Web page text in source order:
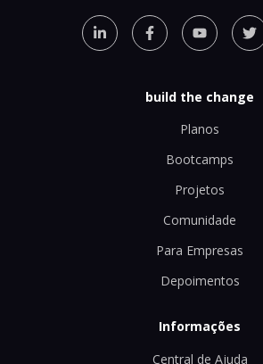
build the change
Planos
Bootcamps
Projetos
Comunidade
Para Empresas
Depoimentos
Informações
Central de Ajuda